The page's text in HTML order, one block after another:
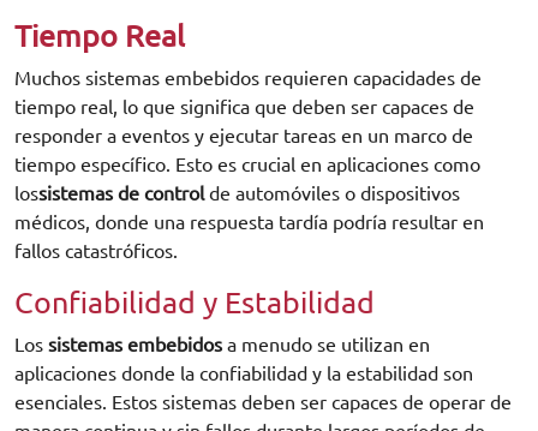
Tiempo Real
Muchos sistemas embebidos requieren capacidades de
tiempo real, lo que significa que deben ser capaces de
responder a eventos y ejecutar tareas en un marco de
tiempo específico. Esto es crucial en aplicaciones como
lossistemas de controlde automóviles o dispositivos
médicos, donde una respuesta tardía podría resultar en
fallos catastróficos.
Confiabilidad y Estabilidad
Los sistemas embebidos a menudo se utilizan en
aplicaciones donde la confiabilidad y la estabilidad son
esenciales. Estos sistemas deben ser capaces de operar de